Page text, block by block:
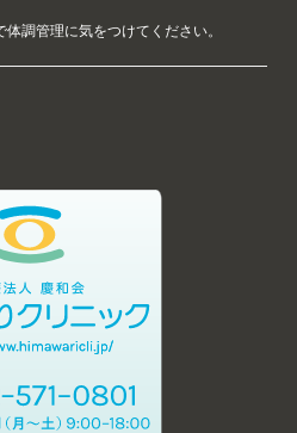
調管理に気をつけてください。